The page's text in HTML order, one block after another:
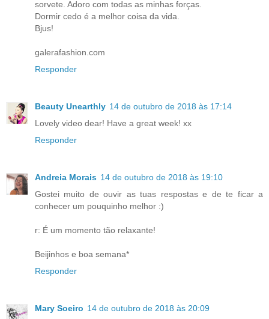
sorvete. Adoro com todas as minhas forças.
Dormir cedo é a melhor coisa da vida.
Bjus!
galerafashion.com
Responder
Beauty Unearthly 14 de outubro de 2018 às 17:14
Lovely video dear! Have a great week! xx
Responder
Andreia Morais 14 de outubro de 2018 às 19:10
Gostei muito de ouvir as tuas respostas e de te ficar a
conhecer um pouquinho melhor :)
r: É um momento tão relaxante!
Beijinhos e boa semana*
Responder
Mary Soeiro 14 de outubro de 2018 às 20:09